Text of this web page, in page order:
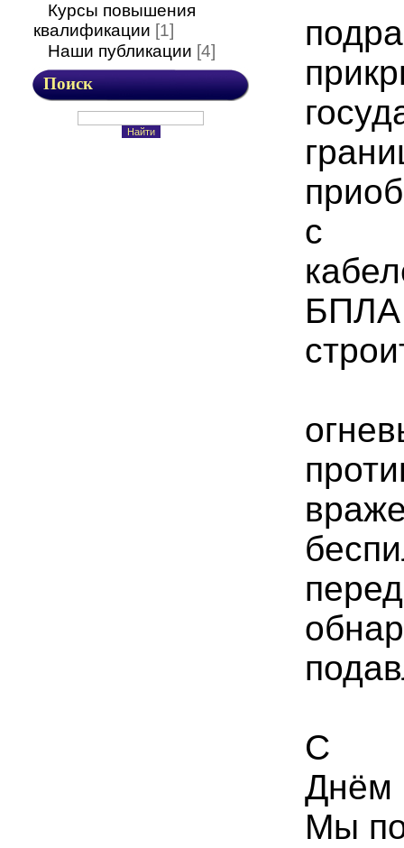
Курсы повышения
квалификации [1]
Наши публикации [4]
Поиск
с
С
Днём
Мы